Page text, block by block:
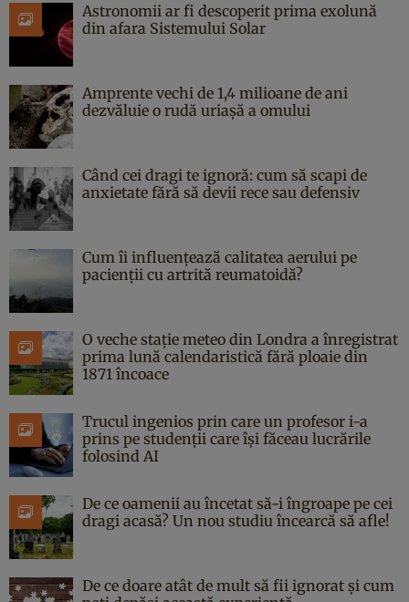
Astronomii ar fi descoperit prima exolună
din afara Sistemului Solar
Amprente vechi de 1,4 milioane de ani
dezvăluie o rudă uriașă a omului
Când cei dragi te ignoră: cum să scapi de
anxietate fără să devii rece sau defensiv
Cum îi influențează calitatea aerului pe
pacienții cu artrită reumatoidă?
O veche stație meteo din Londra a înregistrat
prima lună calendaristică fără ploaie din
1871 încoace
Trucul ingenios prin care un profesor i-a
prins pe studenții care își făceau lucrările
folosind AI
De ce oamenii au încetat să-i îngroape pe cei
dragi acasă? Un nou studiu încearcă să afle!
De ce doare atât de mult să fii ignorat și cum